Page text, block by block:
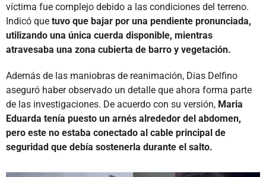
víctima fue complejo debido a las condiciones del terreno.
Indicó que tuvo que bajar por una pendiente pronunciada,
utilizando una única cuerda disponible, mientras
atravesaba una zona cubierta de barro y vegetación.
Además de las maniobras de reanimación, Dias Delfino
aseguró haber observado un detalle que ahora forma parte
de las investigaciones. De acuerdo con su versión, Maria
Eduarda tenía puesto un arnés alrededor del abdomen,
pero este no estaba conectado al cable principal de
seguridad que debía sostenerla durante el salto.